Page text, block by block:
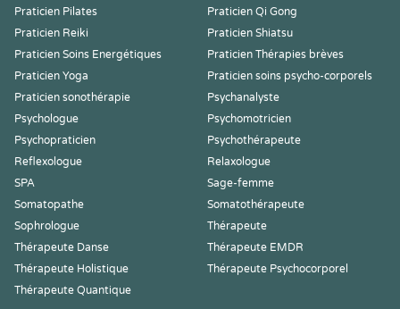
Praticien Pilates
Praticien Qi Gong
Praticien Reiki
Praticien Shiatsu
Praticien Soins Energétiques
Praticien Thérapies brèves
Praticien Yoga
Praticien soins psycho-corporels
Praticien sonothérapie
Psychanalyste
Psychologue
Psychomotricien
Psychopraticien
Psychothérapeute
Reflexologue
Relaxologue
SPA
Sage-femme
Somatopathe
Somatothérapeute
Sophrologue
Thérapeute
Thérapeute Danse
Thérapeute EMDR
Thérapeute Holistique
Thérapeute Psychocorporel
Thérapeute Quantique